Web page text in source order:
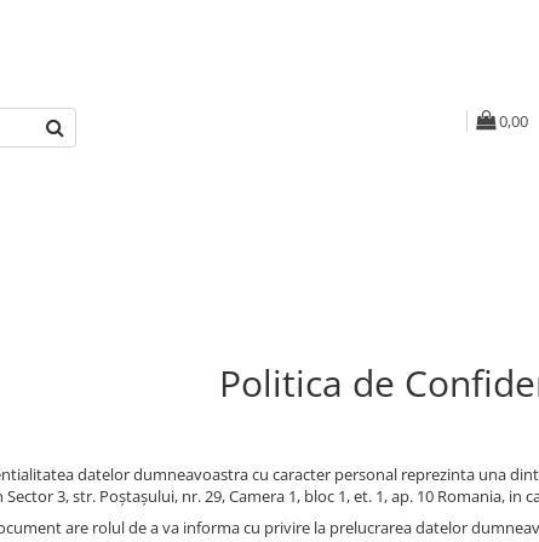
0,00
Politica de
datelor dumneavoastra cu caracter personal reprezinta una
Sector 3, str. Poștașului, nr. 29, Camera 1, bloc 1, et. 1, ap. 10 Romania, in
are rolul de a va informa cu privire la prelucrarea datelor